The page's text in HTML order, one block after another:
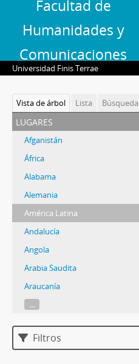
Facultad de
Humanidades y
Comunicaciones
Universidad Finis Terrae
Vista de árbol Lista Búsqueda
lugares
Afganistán
África
Alabama
Alemania
América Latina
Andalucía
Angola
Arabia Saudita
Araucanía
...
Filtros